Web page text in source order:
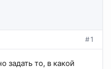
#1
задать то, в какой